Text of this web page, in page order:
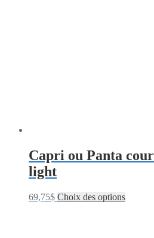
Capri ou Panta
light
69,75$ Choix des options